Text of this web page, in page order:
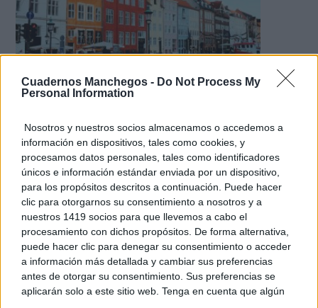
Cuadernos Manchegos - Do Not Process My
Personal Information
Nosotros y nuestros socios almacenamos o accedemos a
información en dispositivos, tales como cookies, y
procesamos datos personales, tales como identificadores
únicos e información estándar enviada por un dispositivo,
para los propósitos descritos a continuación. Puede hacer
clic para otorgarnos su consentimiento a nosotros y a
nuestros 1419 socios para que llevemos a cabo el
procesamiento con dichos propósitos. De forma alternativa,
puede hacer clic para denegar su consentimiento o acceder
a información más detallada y cambiar sus preferencias
antes de otorgar su consentimiento. Sus preferencias se
aplicarán solo a este sitio web. Tenga en cuenta que algún
¿De verdad hacen esto?